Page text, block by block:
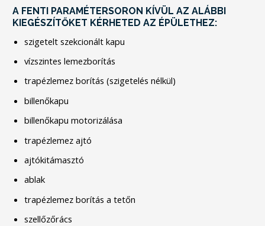
A FENTI PARAMÉTERSORON KÍVÜL AZ ALÁBBI
KIEGÉSZÍTŐKET KÉRHETED AZ ÉPÜLETHEZ:
szigetelt szekcionált kapu
vízszintes lemezborítás
trapézlemez borítás (szigetelés nélkül)
billenőkapu
billenőkapu motorizálása
trapézlemez ajtó
ajtókitámasztó
ablak
trapézlemez borítás a tetőn
szellőzőrács